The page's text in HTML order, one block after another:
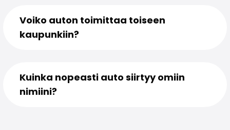
Voiko auton toimittaa toiseen
kaupunkiin?
Kuinka nopeasti auto siirtyy omiin
nimiini?